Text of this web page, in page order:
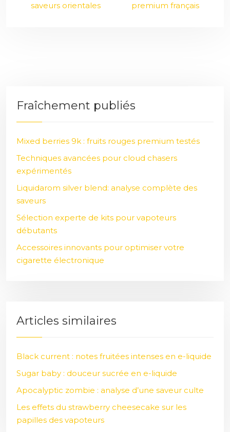
saveurs orientales
premium français
Fraîchement publiés
Mixed berries 9k : fruits rouges premium testés
Techniques avancées pour cloud chasers
expérimentés
Liquidarom silver blend: analyse complète des
saveurs
Sélection experte de kits pour vapoteurs
débutants
Accessoires innovants pour optimiser votre
cigarette électronique
Articles similaires
Black current : notes fruitées intenses en e-liquide
Sugar baby : douceur sucrée en e-liquide
Apocalyptic zombie : analyse d’une saveur culte
Les effets du strawberry cheesecake sur les
papilles des vapoteurs